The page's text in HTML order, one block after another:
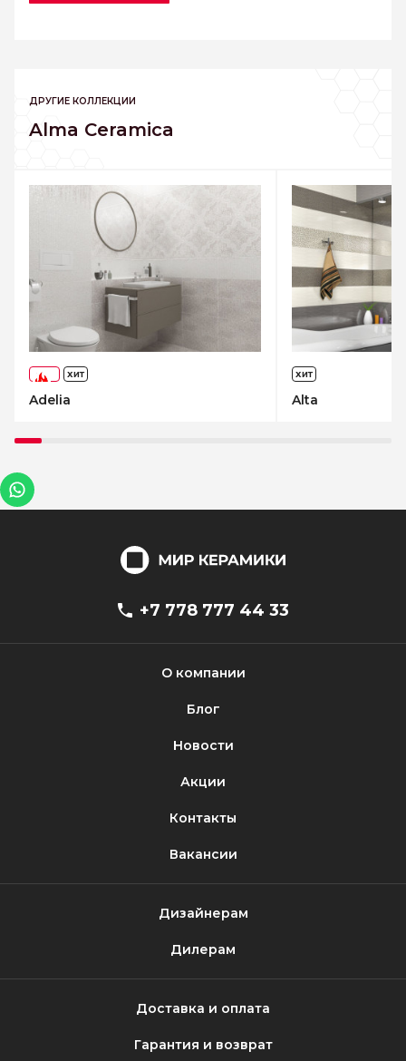
ДРУГИЕ КОЛЛЕКЦИИ
Alma Ceramica
ХИТ
Adelia
ХИТ
Alta
+7 778 777 44 33
О компании
Блог
Новости
Акции
Контакты
Вакансии
Дизайнерам
Дилерам
Доставка и оплата
Гарантия и возврат